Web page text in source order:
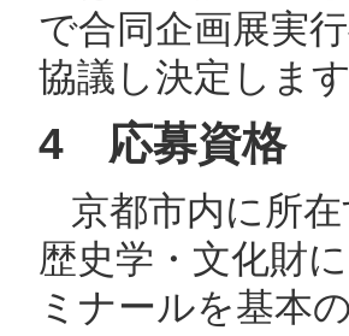
で合同企画展実
協議し決定しま
4 応募資格
京都市内に所
歴史学・文化財
ミナールを基本